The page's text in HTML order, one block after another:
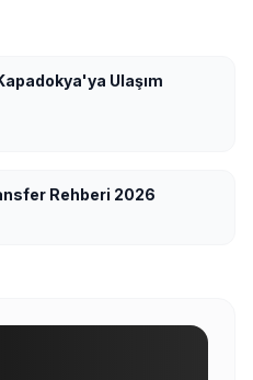
Ulaşım
Rehberi 2026